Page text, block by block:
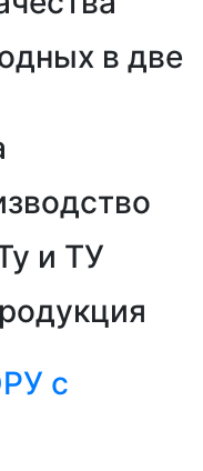
в две
и ТУ
с